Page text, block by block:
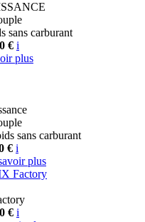
sans carburant
€ i
plus
sans carburant
€ i
plus
Factory
€ i